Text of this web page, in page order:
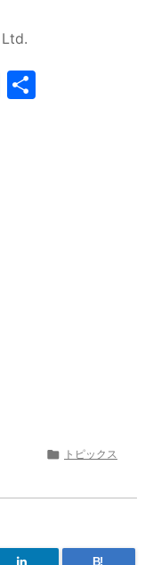
R
 トピックス
B!